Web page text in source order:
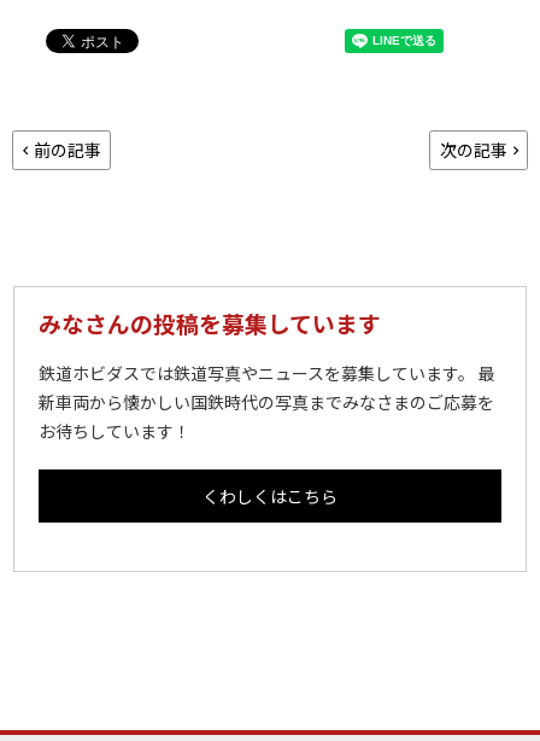
前の記事 次の記事
みなさんの投稿を募集しています
鉄道ホビダスでは鉄道写真やニュースを募集しています。 最
新車両から懐かしい国鉄時代の写真までみなさまのご応募を
お待ちしています！
くわしくはこちら